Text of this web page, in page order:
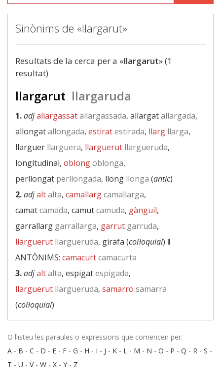
Sinònims de «llargarut»
Resultats de la cerca per a «llargarut» (1
resultat)
llargarut llargaruda
1.adjallargassatallargassada, allargatallargada,
allongatallongada, estiratestirada, llarg llarga,
llarguer llarguera, llarguerut llargueruda,
longitudinal, oblongoblonga,
perllongat perllongada, llong llonga (antic)
2.adjaltalta, camallargcamallarga,
camatcamada, camutcamuda, gànguil,
garrallarg garrallarga, garrut garruda,
llarguerut llargueruda, girafa (col·loquial) ‖
ANTÒNIMS: camacurtcamacurta
3.adjaltalta, espigatespigada,
llarguerut llargueruda, samarro samarra
(col·loquial)
O llisteu les paraules o expressions que comencen per:
A - B - C - D - E - F - G - H - I - J - K - L - M - N - O - P - Q - R - S -
T - U - V- W - X - Y - Z